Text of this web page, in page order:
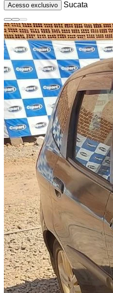
Acesso exclusivo Sucata